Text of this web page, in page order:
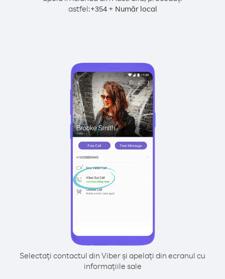
astfel:+354+ Număr local
Selectați contactul din Viber și apelați din ecranul cu
informațiile sale